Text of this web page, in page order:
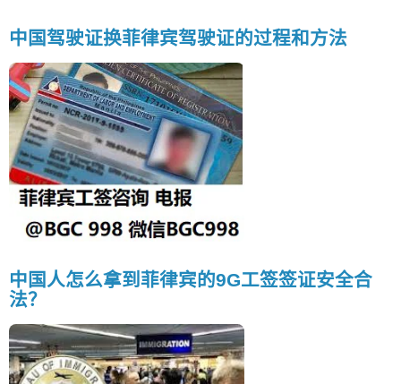
中国驾驶证换菲律宾驾驶证的过程和方法
中国人怎么拿到菲律宾的9G工签签证安全合
法？